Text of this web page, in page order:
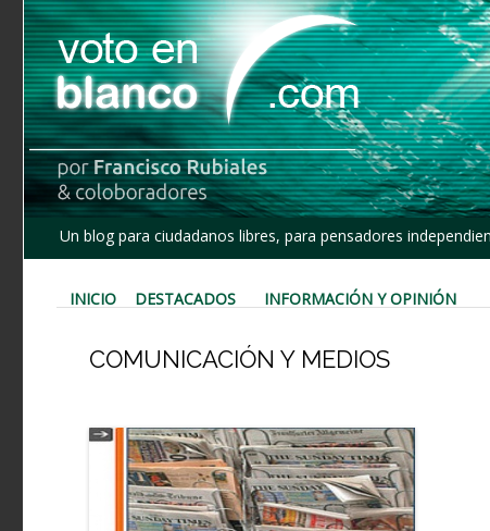
Un blog para ciudadanos libres, para pensadores
INICIO DESTACADOS INFORMACIÓN Y OPINIÓN
COMUNICACIÓN Y MEDIOS